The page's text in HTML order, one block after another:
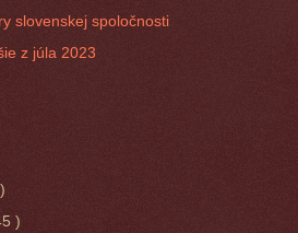
slovenskej spoločnosti
z júla 2023
)